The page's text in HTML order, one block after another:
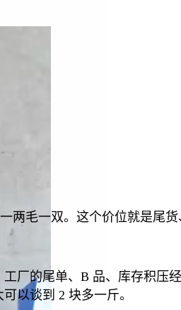
毛一双。这个价位就是尾
厂的尾单、B 品、库存积压
以谈到 2 块多一斤。